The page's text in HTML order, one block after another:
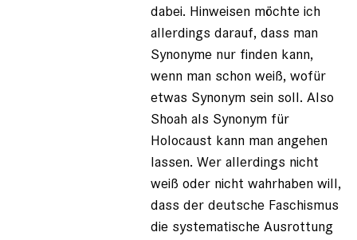
dabei. Hinweisen möchte ich
allerdings darauf, dass man
Synonyme nur finden kann,
wenn man schon weiß, wofür
etwas Synonym sein soll. Also
Shoah als Synonym für
Holocaust kann man angehen
lassen. Wer allerdings nicht
weiß oder nicht wahrhaben will,
dass der deutsche Faschismus
die systematische Ausrottung